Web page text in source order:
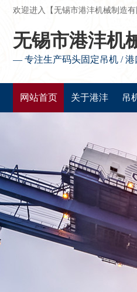
欢迎进入【无锡市港沣机械制造有
无锡市港沣机
— 专注生产码头固定吊机 /
网站首页 关于港沣 吊